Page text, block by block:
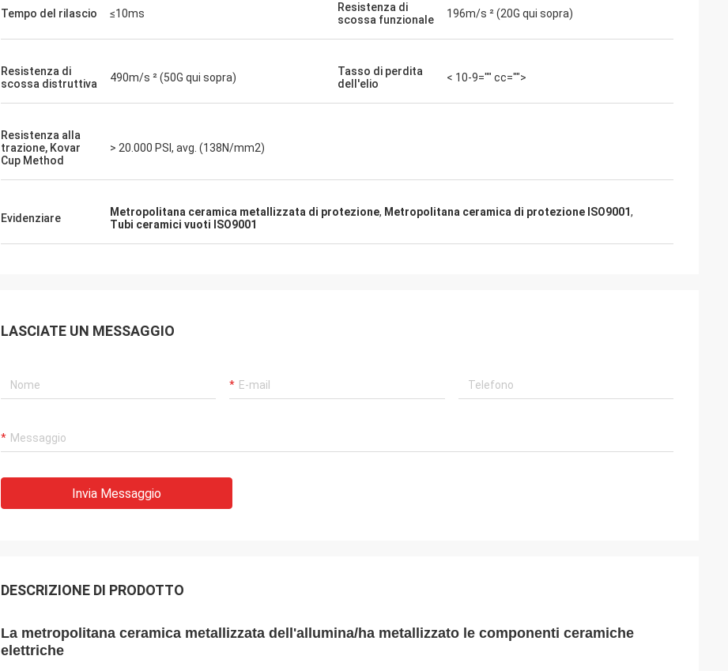
Tempo del rilascio ≤10ms
Resistenza di
scossa funzionale
196m/s ² (20G qui sopra)
Resistenza di
scossa distruttiva
490m/s ² (50G qui sopra)
Tasso di perdita
dell'elio
< 10-9="" cc="">
Resistenza alla
trazione, Kovar
Cup Method
> 20.000 PSI, avg. (138N/mm2)
Evidenziare Metropolitana ceramica metallizzata di protezione, Metropolitana ceramica di protezione ISO9001,
Tubi ceramici vuoti ISO9001
LASCIATE UN MESSAGGIO
Invia Messaggio
DESCRIZIONE DI PRODOTTO
La metropolitana ceramica metallizzata dell'allumina/ha metallizzato le componenti ceramiche
elettriche